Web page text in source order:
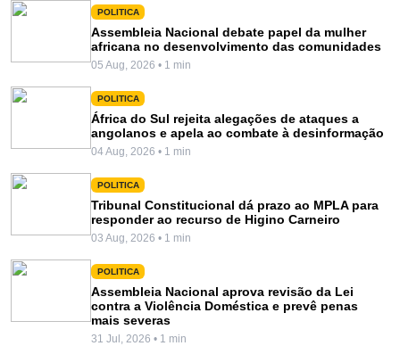
POLITICA
Assembleia Nacional debate papel da mulher
africana no desenvolvimento das comunidades
05 Aug, 2026 • 1 min
POLITICA
África do Sul rejeita alegações de ataques a
angolanos e apela ao combate à desinformação
04 Aug, 2026 • 1 min
POLITICA
Tribunal Constitucional dá prazo ao MPLA para
responder ao recurso de Higino Carneiro
03 Aug, 2026 • 1 min
POLITICA
Assembleia Nacional aprova revisão da Lei
contra a Violência Doméstica e prevê penas
mais severas
31 Jul, 2026 • 1 min